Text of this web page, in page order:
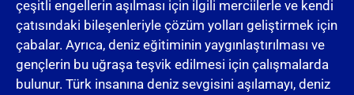
çeşitli engellerin aşılması için ilgili merciilerle ve kendi
çatısındaki bileşenleriyle çözüm yolları geliştirmek için
çabalar. Ayrıca, deniz eğitiminin yaygınlaştırılması ve
gençlerin bu uğraşa teşvik edilmesi için çalışmalarda
bulunur. Türk insanına deniz sevgisini aşılamayı, deniz